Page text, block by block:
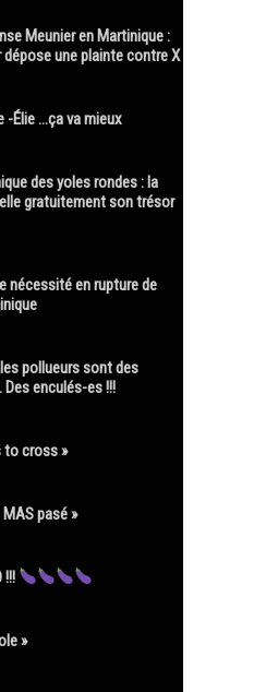
Meunier en Martinique :
dépose une plainte contre X
-Élie …ça va mieux
des yoles rondes : la
gratuitement son trésor
nécessité en rupture de
pollueurs sont des
Des enculés-es !!!
to cross »
pasé »
!!!
»